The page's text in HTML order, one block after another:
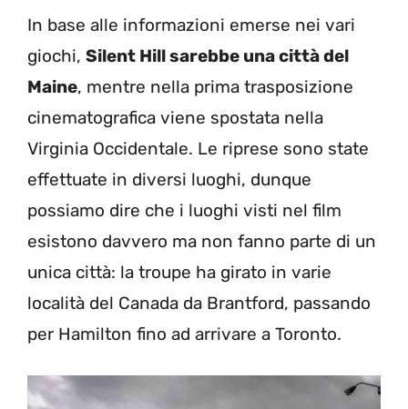
In base alle informazioni emerse nei vari
giochi, Silent Hill sarebbe una città del
Maine, mentre nella prima trasposizione
cinematografica viene spostata nella
Virginia Occidentale. Le riprese sono state
effettuate in diversi luoghi, dunque
possiamo dire che i luoghi visti nel film
esistono davvero ma non fanno parte di un
unica città: la troupe ha girato in varie
località del Canada da Brantford, passando
per Hamilton fino ad arrivare a Toronto.